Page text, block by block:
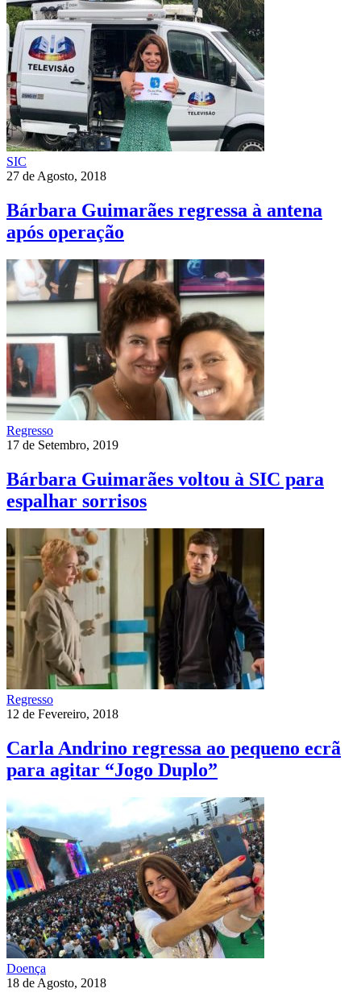
SIC
27 de Agosto, 2018
Bárbara Guimarães regressa à antena
após operação
Regresso
17 de Setembro, 2019
Bárbara Guimarães voltou à SIC para
espalhar sorrisos
Regresso
12 de Fevereiro, 2018
Carla Andrino regressa ao pequeno ecrã
para agitar “Jogo Duplo”
Doença
18 de Agosto, 2018